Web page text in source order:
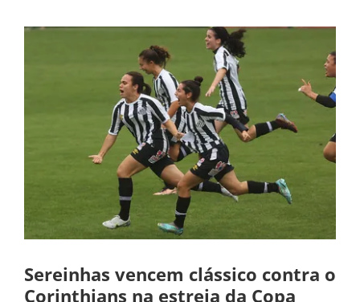
Sereinhas vencem clássico contra o
Corinthians na estreia da Copa